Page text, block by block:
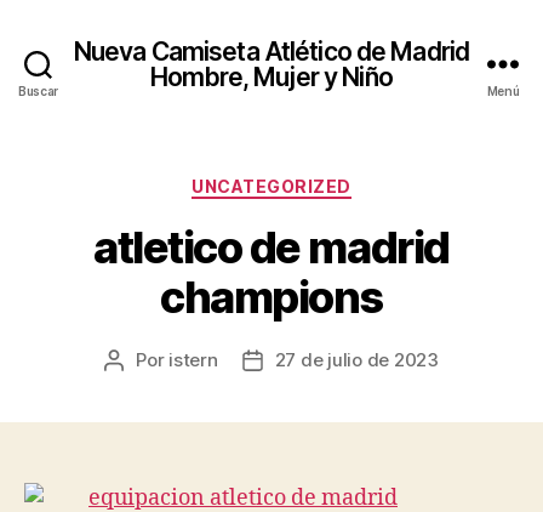
Buscar
Nueva Camiseta Atlético de Madrid
Hombre, Mujer y Niño
Menú
Categorías
UNCATEGORIZED
atletico de madrid
champions
Autor
Por istern
Fecha27 de julio de 2023